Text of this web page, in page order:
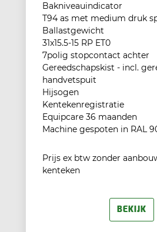
Bakniveauindicator
T94 as met medium druk
Ballastgewicht
31x15.5-15 RP ET0
7polig stopcontact achter
Gereedschapskist - incl.
handvetspuit
Hijsogen
Kentekenregistratie
Equipcare 36 maanden
Machine gespoten in RAL
Prijs ex btw zonder
kenteken
BEKIJK